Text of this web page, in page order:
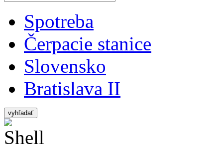
Spotreba
Čerpacie stanice
Slovensko
Bratislava II
vyhľadať